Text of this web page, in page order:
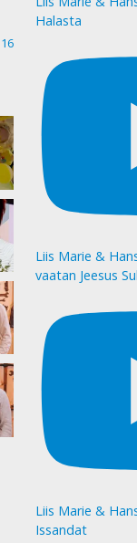
16
Halasta
Liis Marie &
vaatan Jeesus
Liis Marie &
Issandat